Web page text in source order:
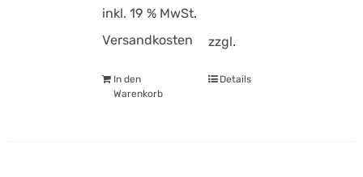
inkl. 19 % MwSt.
zzgl.
Versandkosten
In den
Warenkorb
Details